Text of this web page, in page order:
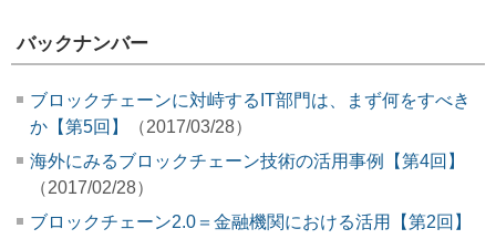
バックナンバー
ブロックチェーンに対峙するIT部門は、まず何をすべき
か【第5回】
（2017/03/28）
海外にみるブロックチェーン技術の活用事例【第4回】
（2017/02/28）
ブロックチェーン2.0＝金融機関における活用【第2回】